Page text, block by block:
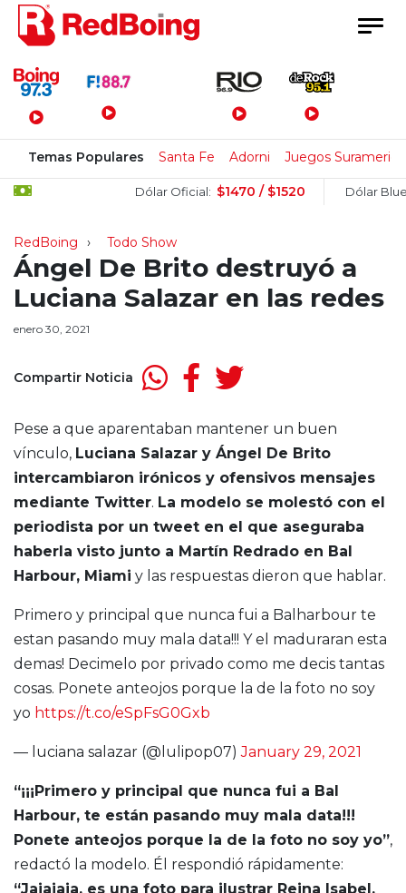
Menú Principal
Temas Populares Santa Fe Adorni Juegos
Dólar Oficial: $1470 / $1520 Dólar Blue:
RedBoing Todo Show
Ángel De Brito destruyó a
Luciana Salazar en las redes
enero 30, 2021
Compartir Noticia
Pese a que aparentaban mantener un buen
vínculo, Luciana Salazar y Ángel De Brito
intercambiaron irónicos y ofensivos mensajes
mediante Twitter. La modelo se molestó con el
periodista por un tweet en el que aseguraba
haberla visto junto a Martín Redrado en Bal
Harbour, Miami y las respuestas dieron que hablar.
Primero y principal que nunca fui a Balharbour te
estan pasando muy mala data!!! Y el maduraran esta
demas! Decimelo por privado como me decis tantas
cosas. Ponete anteojos porque la de la foto no soy
yo https://t.co/eSpFsG0Gxb
— luciana salazar (@lulipop07)January 29, 2021
“¡¡¡Primero y principal que nunca fui a Bal
Harbour, te están pasando muy mala data!!!
Ponete anteojos porque la de la foto no soy yo”,
redactó la modelo. Él respondió rápidamente:
“Jajajaja, es una foto para ilustrar Reina Isabel.